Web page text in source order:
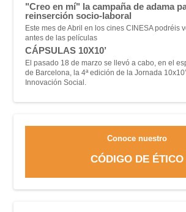
"Creo en mí" la campaña de adama
reinserción socio-laboral
Este mes de Abril en los cines CINESA podréis
antes de las películas
CÁPSULAS 10X10’
El pasado 18 de marzo se llevó a cabo, en el
de Barcelona, la 4ª edición de la Jornada
Innovación Social.
Conoce nuestro
CÓDIGO DE ÉTICO